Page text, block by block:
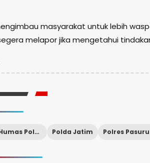
masyarakat untuk lebih
melapor jika mengetahui
Kabid Humas Polda Jatim Polda Jatim Polres